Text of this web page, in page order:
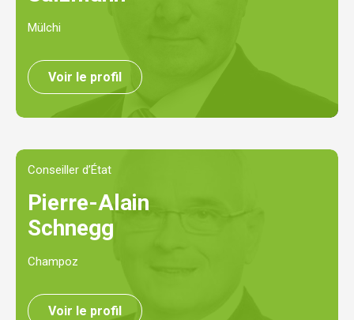
Mülchi
Voir le profil
Conseiller d’État
Pierre-Alain
Schnegg
Champoz
Voir le profil